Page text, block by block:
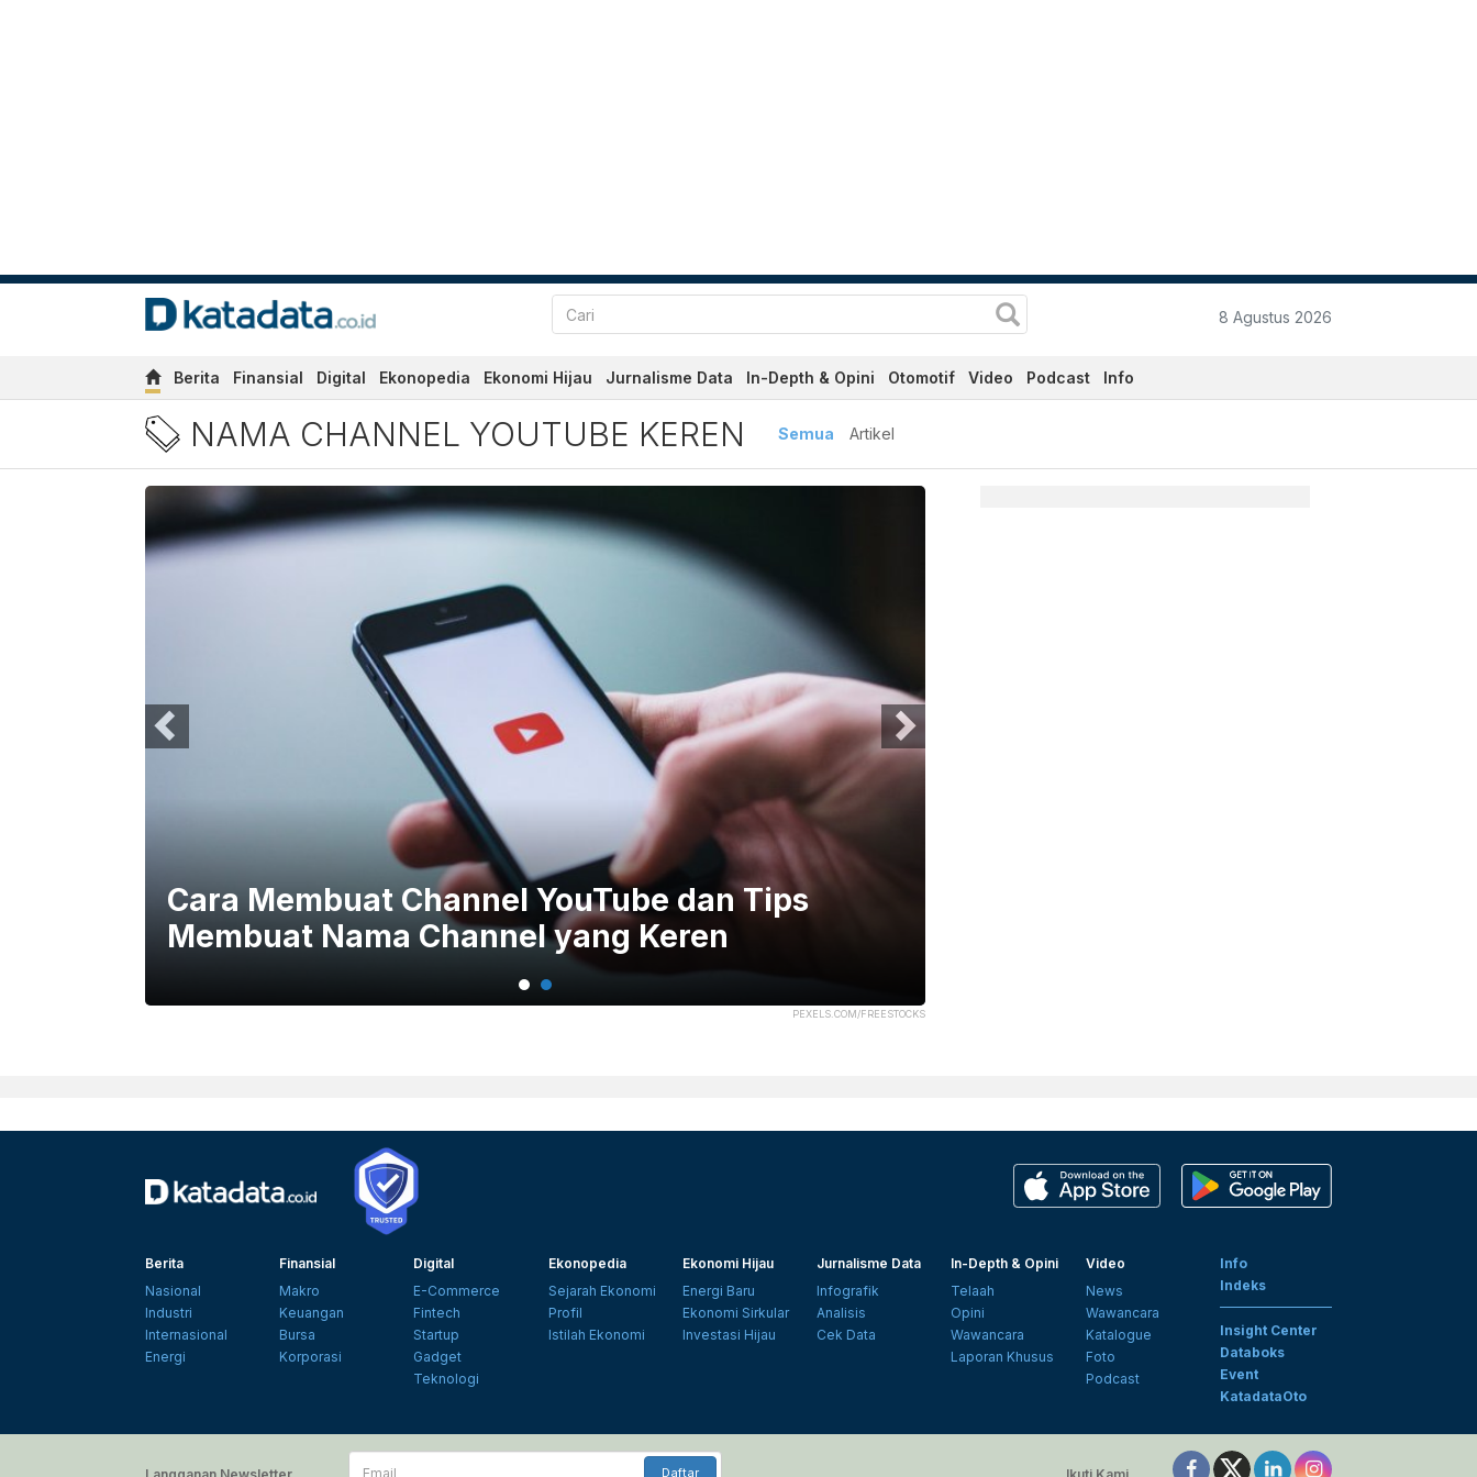
8 Agustus 2026
Berita Finansial Digital Ekonopedia Ekonomi Hijau Jurnalisme Data In-Depth & Opini Otomotif Video Podcast Info
Berita Nama Channel YouTube Keren Terbaru dan Terkini Hari Ini -
NAMA CHANNEL YOUTUBE KEREN Semua Artikel
PEXELS.COM/FREESTOCKS
Cara Membuat Channel YouTube dan Tips
Membuat Nama Channel yang Keren
Berita
Nasional
Industri
Internasional
Energi
Finansial
Makro
Keuangan
Bursa
Korporasi
Digital
E-Commerce
Fintech
Startup
Gadget
Teknologi
Ekonopedia
Sejarah Ekonomi
Profil
Istilah Ekonomi
Ekonomi Hijau
Energi Baru
Ekonomi Sirkular
Investasi Hijau
Jurnalisme Data
Infografik
Analisis
Cek Data
In-Depth & Opini
Telaah
Opini
Wawancara
Laporan Khusus
Video
News
Wawancara
Katalogue
Foto
Podcast
Info
Indeks
Insight Center
Databoks
Event
KatadataOto
Email
Daftar